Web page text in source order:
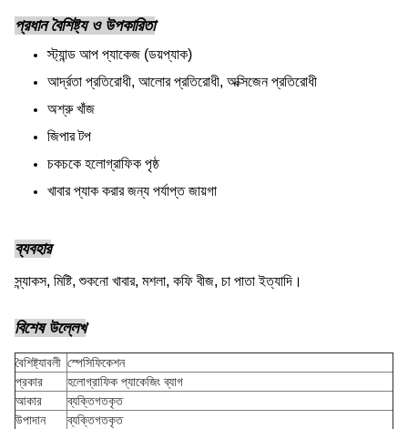
প্রধান বৈশিষ্ট্য ও উপকারিতা
স্ট্যান্ড আপ প্যাকেজ (ডয়প্যাক)
আর্দ্রতা প্রতিরোধী, আলোর প্রতিরোধী, অক্সিজেন প্রতিরোধী
অশ্রু খাঁজ
জিপার টপ
চকচকে হলোগ্রাফিক পৃষ্ঠ
খাবার প্যাক করার জন্য পর্যাপ্ত জায়গা
ব্যবহার
স্ন্যাকস, মিষ্টি, শুকনো খাবার, মশলা, কফি বীজ, চা পাতা ইত্যাদি।
বিশেষ উল্লেখ
বৈশিষ্ট্যাবলী স্পেসিফিকেশন
প্রকার
হলোগ্রাফিক প্যাকেজিং ব্যাগ
আকার
ব্যক্তিগতকৃত
উপাদান
ব্যক্তিগতকৃত